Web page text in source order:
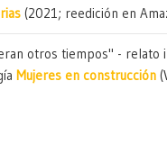
(2021; reedición en
otros tiempos" - relato
Mujeres en construcción